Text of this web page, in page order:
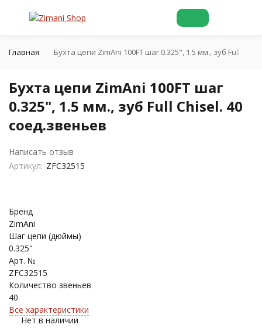
Главная Бухта цепи ZimAni 100FT шаг 0.325", 1.5 мм., зуб Full
Бухта цепи ZimAni 100FT шаг
0.325", 1.5 мм., зуб Full Chisel. 40
соед.звеньев
Написать отзыв
Артикул: ZFC32515
Бренд
ZimAni
Шаг цепи (дюймы)
0.325"
Арт. №
ZFC32515
Количество звеньев
40
Все характеристики
Нет в наличии